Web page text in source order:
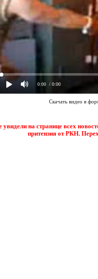
0:00 / 0:00
Скачать видео в
увидели на странице всех
притензия от РКН.